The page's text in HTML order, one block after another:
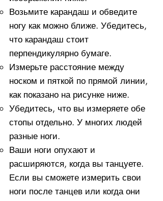
Возьмите карандаш и обведите
ногу как можно ближе. Убедитесь,
что карандаш стоит
перпендикулярно бумаге.
Измерьте расстояние между
носком и пяткой по прямой линии,
как показано на рисунке ниже.
Убедитесь, что вы измеряете обе
стопы отдельно. У многих людей
разные ноги.
Ваши ноги опухают и
расширяются, когда вы танцуете.
Если вы сможете измерить свои
ноги после танцев или когда они